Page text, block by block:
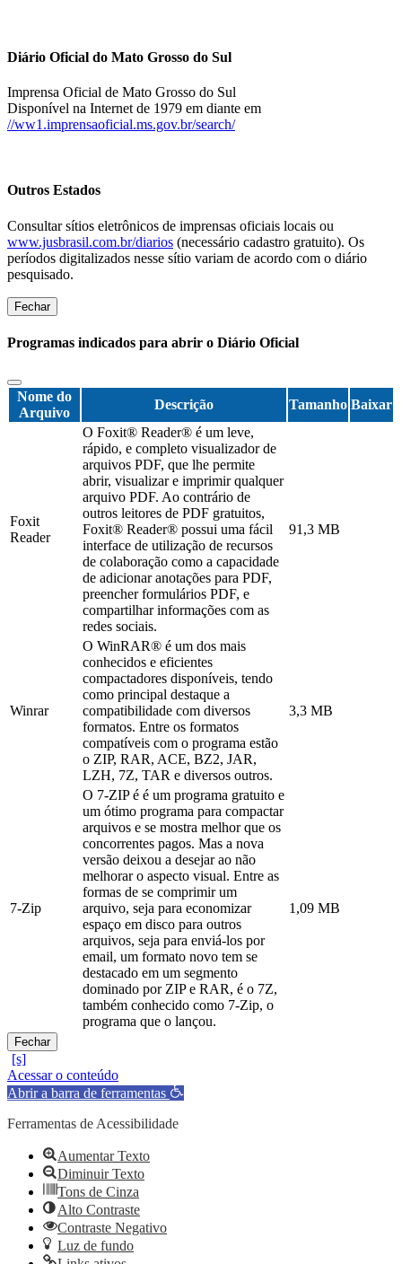
Diário Oficial do Mato Grosso do Sul
Imprensa Oficial de Mato Grosso do Sul
Disponível na Internet de 1979 em diante em
//ww1.imprensaoficial.ms.gov.br/search/
Outros Estados
Consultar sítios eletrônicos de imprensas oficiais locais ou
www.jusbrasil.com.br/diarios (necessário cadastro gratuito). Os
períodos digitalizados nesse sítio variam de acordo com o diário
pesquisado.
Fechar
Programas indicados para abrir o Diário Oficial
Nome do
Arquivo
Descrição Tamanho Baixar
Foxit
Reader
O Foxit® Reader® é um leve,
rápido, e completo visualizador de
arquivos PDF, que lhe permite
abrir, visualizar e imprimir qualquer
arquivo PDF. Ao contrário de
outros leitores de PDF gratuitos,
Foxit® Reader® possui uma fácil
interface de utilização de recursos
de colaboração como a capacidade
de adicionar anotações para PDF,
preencher formulários PDF, e
compartilhar informações com as
redes sociais.
91,3 MB
Winrar
O WinRAR® é um dos mais
conhecidos e eficientes
compactadores disponíveis, tendo
como principal destaque a
compatibilidade com diversos
formatos. Entre os formatos
compatíveis com o programa estão
o ZIP, RAR, ACE, BZ2, JAR,
LZH, 7Z, TAR e diversos outros.
3,3 MB
7-Zip
O 7-ZIP é é um programa gratuito e
um ótimo programa para compactar
arquivos e se mostra melhor que os
concorrentes pagos. Mas a nova
versão deixou a desejar ao não
melhorar o aspecto visual. Entre as
formas de se comprimir um
arquivo, seja para economizar
espaço em disco para outros
arquivos, seja para enviá-los por
email, um formato novo tem se
destacado em um segmento
dominado por ZIP e RAR, é o 7Z,
também conhecido como 7-Zip, o
programa que o lançou.
1,09 MB
Fechar
Acessar o conteúdo
Abrir a barra de ferramentas
Ferramentas de Acessibilidade
Aumentar Texto
Diminuir Texto
Tons de Cinza
Alto Contraste
Contraste Negativo
Luz de fundo